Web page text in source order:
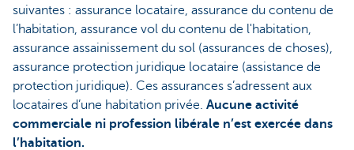
suivantes : assurance locataire, assurance du contenu de
l’habitation, assurance vol du contenu de l'habitation,
assurance assainissement du sol (assurances de choses),
assurance protection juridique locataire (assistance de
protection juridique). Ces assurances s’adressent aux
locataires d’une habitation privée. Aucune activité
commerciale ni profession libérale n’est exercée dans
l’habitation.